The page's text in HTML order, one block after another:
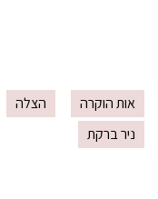
אות הוקרה הצלה
ניר ברקת